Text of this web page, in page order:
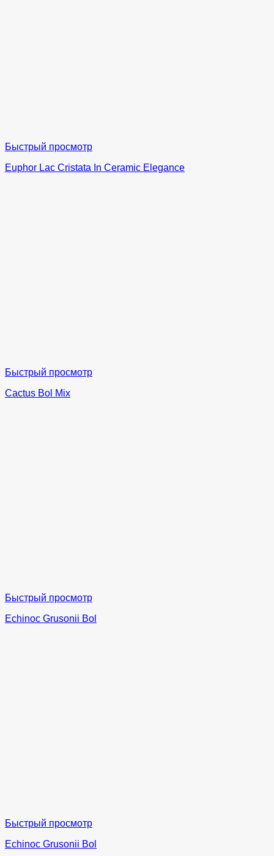
Быстрый просмотр
Euphor Lac Cristata In Ceramic Elegance
Быстрый просмотр
Cactus Bol Mix
Быстрый просмотр
Echinoc Grusonii Bol
Быстрый просмотр
Echinoc Grusonii Bol